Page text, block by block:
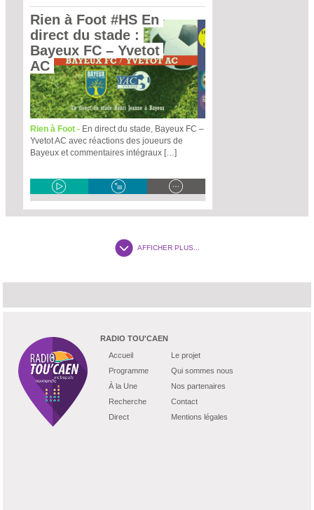
Rien à Foot #HS En
direct du stade :
Bayeux FC – Yvetot
AC
Rien à Foot - En direct du stade, Bayeux FC –
Yvetot AC avec réactions des joueurs de
Bayeux et commentaires intégraux […]
AFFICHER PLUS...
RADIO TOU'CAEN
Accueil
Programme
À la Une
Recherche
Direct
Le projet
Qui sommes nous
Nos partenaires
Contact
Mentions légales